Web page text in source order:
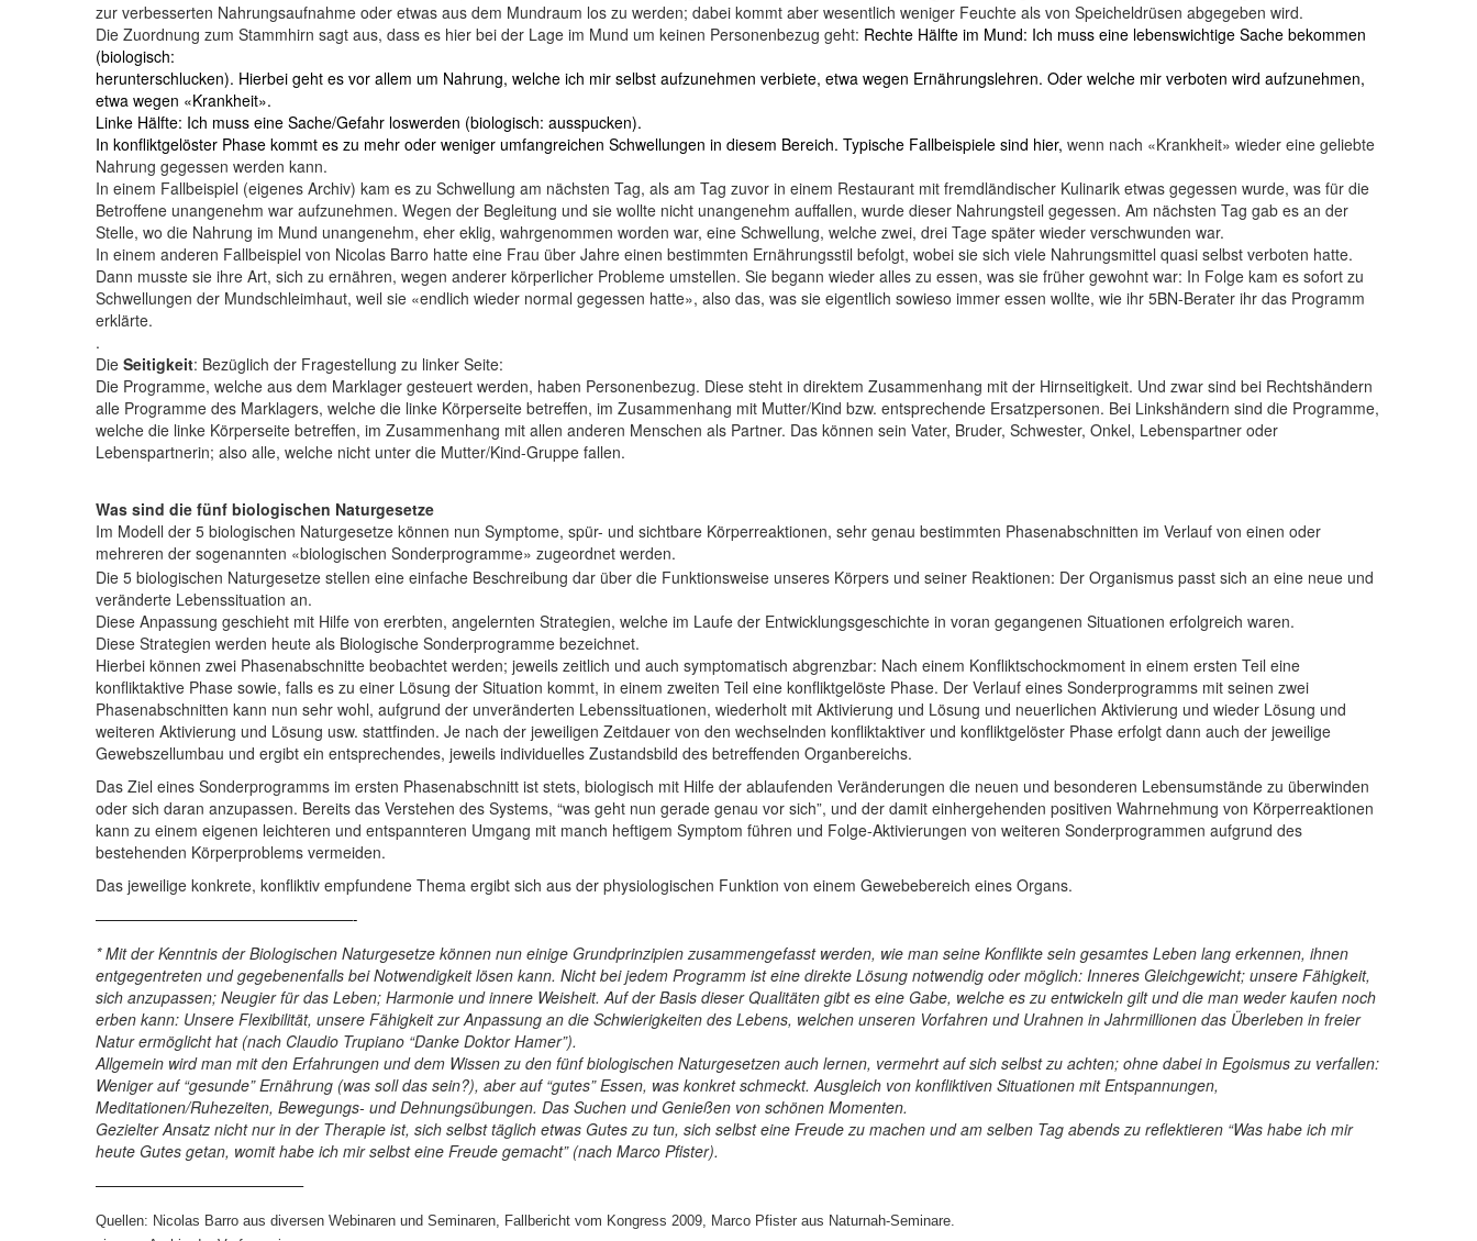
zur verbesserten Nahrungsaufnahme oder etwas aus dem Mundraum los zu werden; dabei kommt aber wesentlich weniger Feuchte als von Speicheldrüsen abgegeben wird.
Die Zuordnung zum Stammhirn sagt aus, dass es hier bei der Lage im Mund um keinen Personenbezug geht: Rechte Hälfte im Mund: Ich muss eine lebenswichtige Sache bekommen
(biologisch:
herunterschlucken). Hierbei geht es vor allem um Nahrung, welche ich mir selbst aufzunehmen verbiete, etwa wegen Ernährungslehren. Oder welche mir verboten wird aufzunehmen,
etwa wegen «Krankheit».
Linke Hälfte: Ich muss eine Sache/Gefahr loswerden (biologisch: ausspucken).
In konfliktgelöster Phase kommt es zu mehr oder weniger umfangreichen Schwellungen in diesem Bereich. Typische Fallbeispiele sind hier, wenn nach «Krankheit» wieder eine geliebte
Nahrung gegessen werden kann.
In einem Fallbeispiel (eigenes Archiv) kam es zu Schwellung am nächsten Tag, als am Tag zuvor in einem Restaurant mit fremdländischer Kulinarik etwas gegessen wurde, was für die
Betroffene unangenehm war aufzunehmen. Wegen der Begleitung und sie wollte nicht unangenehm auffallen, wurde dieser Nahrungsteil gegessen. Am nächsten Tag gab es an der
Stelle, wo die Nahrung im Mund unangenehm, eher eklig, wahrgenommen worden war, eine Schwellung, welche zwei, drei Tage später wieder verschwunden war.
In einem anderen Fallbeispiel von Nicolas Barro hatte eine Frau über Jahre einen bestimmten Ernährungsstil befolgt, wobei sie sich viele Nahrungsmittel quasi selbst verboten hatte.
Dann musste sie ihre Art, sich zu ernähren, wegen anderer körperlicher Probleme umstellen. Sie begann wieder alles zu essen, was sie früher gewohnt war: In Folge kam es sofort zu
Schwellungen der Mundschleimhaut, weil sie «endlich wieder normal gegessen hatte», also das, was sie eigentlich sowieso immer essen wollte, wie ihr 5BN-Berater ihr das Programm
erklärte.
.
Die Seitigkeit: Bezüglich der Fragestellung zu linker Seite:
Die Programme, welche aus dem Marklager gesteuert werden, haben Personenbezug. Diese steht in direktem Zusammenhang mit der Hirnseitigkeit. Und zwar sind bei Rechtshändern
alle Programme des Marklagers, welche die linke Körperseite betreffen, im Zusammenhang mit Mutter/Kind bzw. entsprechende Ersatzpersonen. Bei Linkshändern sind die Programme,
welche die linke Körperseite betreffen, im Zusammenhang mit allen anderen Menschen als Partner. Das können sein Vater, Bruder, Schwester, Onkel, Lebenspartner oder
Lebenspartnerin; also alle, welche nicht unter die Mutter/Kind-Gruppe fallen.
Was sind die fünf biologischen Naturgesetze
Im Modell der 5 biologischen Naturgesetze können nun Symptome, spür- und sichtbare Körperreaktionen, sehr genau bestimmten Phasenabschnitten im Verlauf von einen oder
mehreren der sogenannten «biologischen Sonderprogramme» zugeordnet werden.
Die 5 biologischen Naturgesetze stellen eine einfache Beschreibung dar über die Funktionsweise unseres Körpers und seiner Reaktionen: Der Organismus passt sich an eine neue und
veränderte Lebenssituation an.
Diese Anpassung geschieht mit Hilfe von ererbten, angelernten Strategien, welche im Laufe der Entwicklungsgeschichte in voran gegangenen Situationen erfolgreich waren.
Diese Strategien werden heute als Biologische Sonderprogramme bezeichnet.
Hierbei können zwei Phasenabschnitte beobachtet werden; jeweils zeitlich und auch symptomatisch abgrenzbar: Nach einem Konfliktschockmoment in einem ersten Teil eine
konfliktaktive Phase sowie, falls es zu einer Lösung der Situation kommt, in einem zweiten Teil eine konfliktgelöste Phase. Der Verlauf eines Sonderprogramms mit seinen zwei
Phasenabschnitten kann nun sehr wohl, aufgrund der unveränderten Lebenssituationen, wiederholt mit Aktivierung und Lösung und neuerlichen Aktivierung und wieder Lösung und
weiteren Aktivierung und Lösung usw. stattfinden. Je nach der jeweiligen Zeitdauer von den wechselnden konfliktaktiver und konfliktgelöster Phase erfolgt dann auch der jeweilige
Gewebszellumbau und ergibt ein entsprechendes, jeweils individuelles Zustandsbild des betreffenden Organbereichs.
Das Ziel eines Sonderprogramms im ersten Phasenabschnitt ist stets, biologisch mit Hilfe der ablaufenden Veränderungen die neuen und besonderen Lebensumstände zu überwinden
oder sich daran anzupassen. Bereits das Verstehen des Systems, “was geht nun gerade genau vor sich”, und der damit einhergehenden positiven Wahrnehmung von Körperreaktionen
kann zu einem eigenen leichteren und entspannteren Umgang mit manch heftigem Symptom führen und Folge-Aktivierungen von weiteren Sonderprogrammen aufgrund des
bestehenden Körperproblems vermeiden.
Das jeweilige konkrete, konfliktiv empfundene Thema ergibt sich aus der physiologischen Funktion von einem Gewebebereich eines Organs.
——————————————————-
* Mit der Kenntnis der Biologischen Naturgesetze können nun einige Grundprinzipien zusammengefasst werden, wie man seine Konﬂikte sein gesamtes Leben lang erkennen, ihnen
entgegentreten und gegebenenfalls bei Notwendigkeit lösen kann. Nicht bei jedem Programm ist eine direkte Lösung notwendig oder möglich: Inneres Gleichgewicht; unsere Fähigkeit,
sich anzupassen; Neugier für das Leben; Harmonie und innere Weisheit. Auf der Basis dieser Qualitäten gibt es eine Gabe, welche es zu entwickeln gilt und die man weder kaufen noch
erben kann: Unsere Flexibilität, unsere Fähigkeit zur Anpassung an die Schwierigkeiten des Lebens, welchen unseren Vorfahren und Urahnen in Jahrmillionen das Überleben in freier
Natur ermöglicht hat (nach Claudio Trupiano “Danke Doktor Hamer”).
Allgemein wird man mit den Erfahrungen und dem Wissen zu den fünf biologischen Naturgesetzen auch lernen, vermehrt auf sich selbst zu achten; ohne dabei in Egoismus zu verfallen:
Weniger auf “gesunde” Ernährung (was soll das sein?), aber auf “gutes” Essen, was konkret schmeckt. Ausgleich von konfliktiven Situationen mit Entspannungen,
Meditationen/Ruhezeiten, Bewegungs- und Dehnungsübungen. Das Suchen und Genießen von schönen Momenten.
Gezielter Ansatz nicht nur in der Therapie ist, sich selbst täglich etwas Gutes zu tun, sich selbst eine Freude zu machen und am selben Tag abends zu reflektieren “Was habe ich mir
heute Gutes getan, womit habe ich mir selbst eine Freude gemacht” (nach Marco Pfister).
——————————————–
Quellen: Nicolas Barro aus diversen Webinaren und Seminaren, Fallbericht vom Kongress 2009, Marco Pfister aus Naturnah-Seminare.